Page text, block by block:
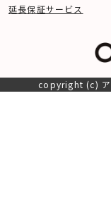
延長保証サービス
copyright (c) ア